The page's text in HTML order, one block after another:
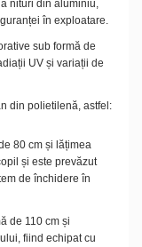
nituri din aluminiu,
în exploatare.
sub formă de
UV și variații de
din polietilenă, astfel:
80 cm și lățimea
și este prevăzut
de închidere în
de 110 cm și
fiind echipat cu